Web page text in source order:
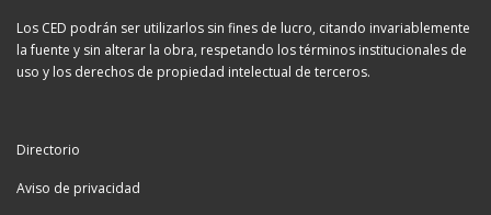
Los CED podrán ser utilizarlos sin fines de lucro, citando invariablemente
la fuente y sin alterar la obra, respetando los términos institucionales de
uso y los derechos de propiedad intelectual de terceros.
Directorio
Aviso de privacidad